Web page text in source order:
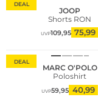
DEAL
JOOP
Shorts RON
UVP109,95 75,99
DEAL
MARC O'POLO
Poloshirt
UVP59,95 40,99